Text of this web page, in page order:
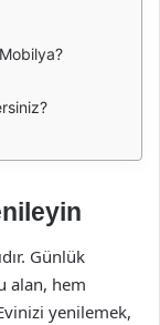
Günlük
alan, hem
yenilemek,